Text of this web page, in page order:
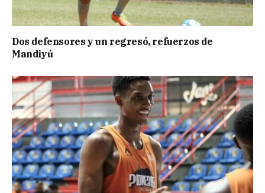
Dos defensores y un regresó, refuerzos de
Mandiyú